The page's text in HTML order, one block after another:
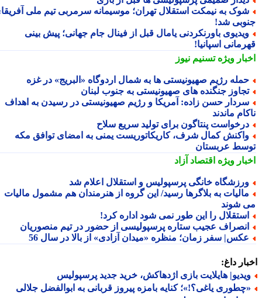
به نیمکت استقلال تهران؛ موسیمانه سرمربی تیم ملی آفریقای
شد!
باورنکردنی یامال قبل از فینال جام جهانی؛ پیش بینی
اسپانیا!
ویژهتسنیم نیوز
رژیم صهیونیستی ها به شمال اردوگاه «البریج» در غزه
جنگنده های صهیونیستی به جنوب لبنان
حسن زاده: آمریکا و رژیم صهیونیستی در رسیدن به اهداف
ماندند
پنتاگون برای تولید سریع سلاح
کمال شرف، کاریکاتوریست یمنی به امضای توافق مکه
عربستان
ویژهاقتصاد آزاد
خانگی پرسپولیس و استقلال اعلام شد
به بلاگرها رسید/ این گروه از هنرمندان هم مشمول مالیات
شوند
را این طور نمی شود اداره کرد!
عجیب ستاره پرسپولیسی از حضور در تیم منصوریان
سفر زمان؛ منظره «میدان آزادی» از بالا در سال 56
داغ:
هایلایت بازی اژدهاکش، خرید جدید پرسپولیس
یاغی؟!»؛ کنایه بامزه پیروز قربانی به ابوالفضل جلالی